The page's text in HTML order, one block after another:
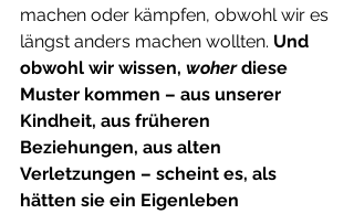
machen oder kämpfen, obwohl wir es
längst anders machen wollten. Und
obwohl wir wissen, woher diese
Muster kommen – aus unserer
Kindheit, aus früheren
Beziehungen, aus alten
Verletzungen – scheint es, als
hätten sie ein Eigenleben